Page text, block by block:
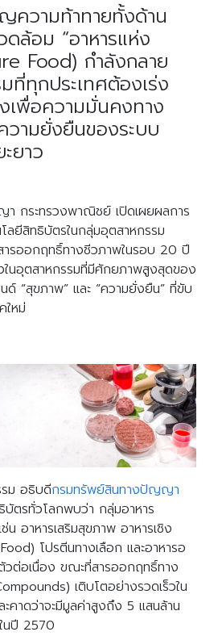
ความท้าทายทั้งด้าน
ดล้อม “อาหารแห่ง
Food) กำลังกลาย
ที่ทุกประเทศต้องเร่ง
พื่อความมั่นคงทาง
วามยั่งยืนของระบบ
ยาว
กระทรวงพาณิชย์ เปิดเผยผลการ
โลยีสิทธิบัตรในกลุ่มอุตสาหกรรม
ารออกฤทธิ์ทางชีวภาพในรอบ 20 ปี
ในอุตสาหกรรมที่มีศักยภาพสูงสุดของ
“สุขภาพ” และ “ความยั่งยืน” ที่ขับ
ใหม่
ม อธิบดีกรมทรัพย์สินทางปัญญา
บัตรทั่วโลกพบว่า กลุ่มอาหาร
อาหารเสริมสุขภาพ อาหารเชิง
โปรตีนทางเลือก และอาหารอ
ต่อเนื่อง ขณะที่สารออกฤทธิ์ทาง
เติบโตอย่างรวดเร็วใน
คาดว่าจะมีมูลค่าสูงถึง 5 แสนล้าน
นปี 2570